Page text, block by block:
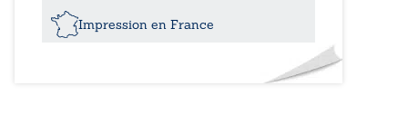
mes
souvenirs
Impression en France